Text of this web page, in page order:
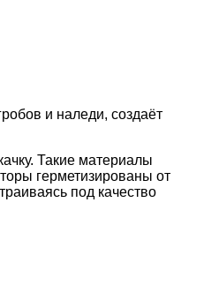
и наледи, создаёт
Такие материалы
герметизированы от
под качество